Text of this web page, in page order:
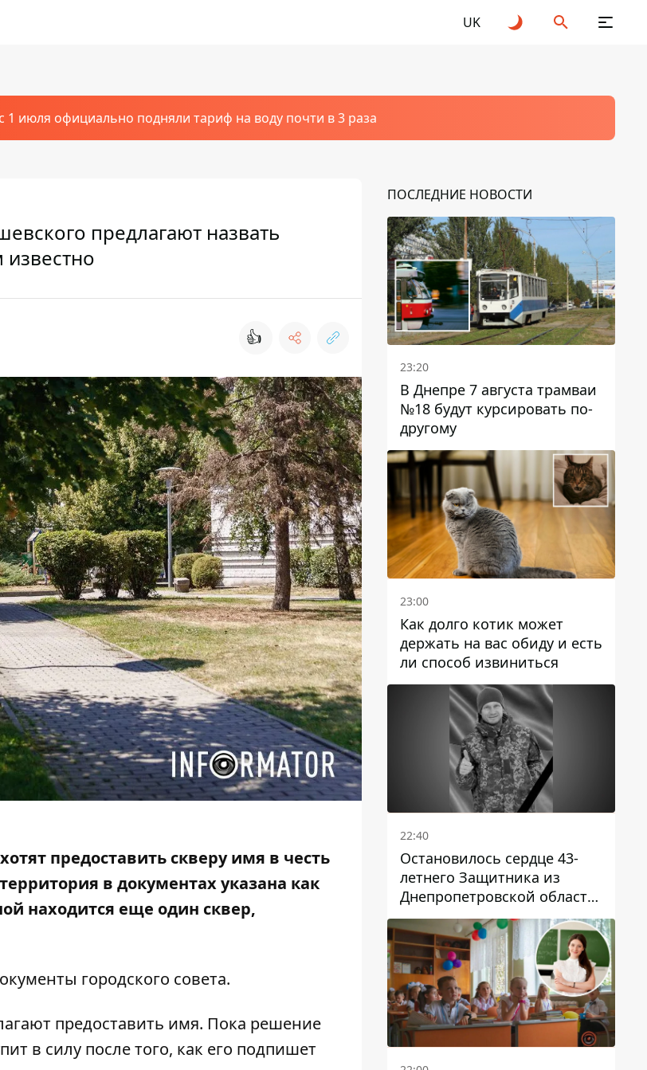
UK
1 июля официально подняли тариф на воду почти в 3 раза
предлагают назвать
👍
предоставить скверу имя в честь
в документах указана как
находится еще один сквер,
городского совета.
предоставить имя. Пока решение
в силу после того, как его подпишет
ПОСЛЕДНИЕ НОВОСТИ
23:20
В Днепре 7 августа трамваи
№18 будут курсировать по-
другому
23:00
Как долго котик может
держать на вас обиду и есть
ли способ извиниться
22:40
Остановилось сердце 43-
летнего Защитника из
Днепропетровской области
Евгения Зинченко